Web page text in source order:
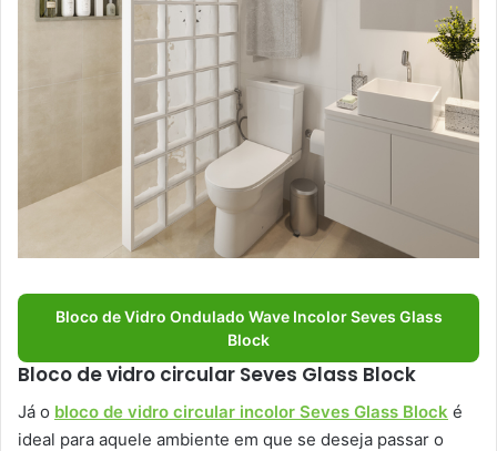
Bloco de Vidro Ondulado Wave Incolor Seves Glass
Block
Bloco de vidro circular Seves Glass Block
Já o bloco de vidro circular incolor Seves Glass Block é
ideal para aquele ambiente em que se deseja passar o